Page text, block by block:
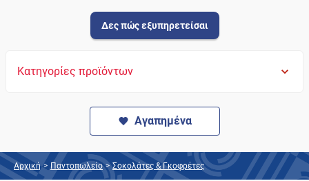
Δες πώς εξυπηρετείσαι
Κατηγορίες προϊόντων
Αγαπημένα
Αρχική > Παντοπωλείο > Σοκολάτες & Γκοφρέτες